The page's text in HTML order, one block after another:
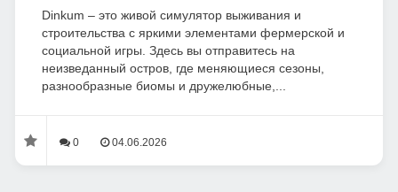
Dinkum – это живой симулятор выживания и
строительства с яркими элементами фермерской и
социальной игры. Здесь вы отправитесь на
неизведанный остров, где меняющиеся сезоны,
разнообразные биомы и дружелюбные,...
0 04.06.2026